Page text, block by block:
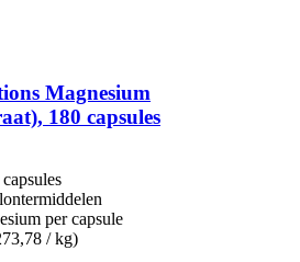
Magnesium
180 capsules
per capsule
/ kg)